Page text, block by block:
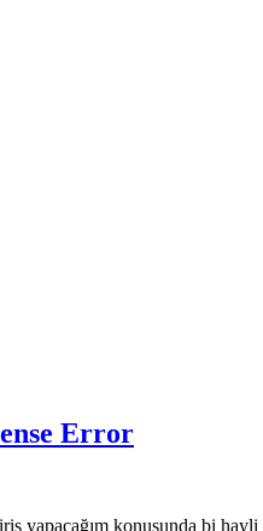
Error
yapacağım konusunda bi